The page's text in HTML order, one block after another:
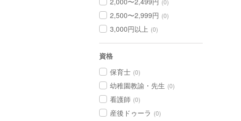
(0)
2,500〜2,999円 (0)
3,000円以上 (0)
資格
保育士 (0)
幼稚園教諭・先生 (0)
看護師 (0)
産後ドゥーラ (0)